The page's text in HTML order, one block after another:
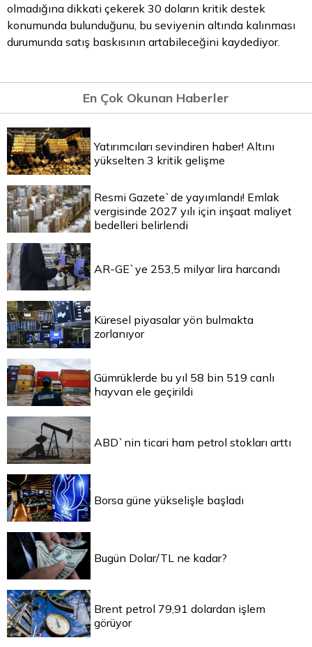
olmadığına dikkati çekerek 30 doların kritik destek
konumunda bulunduğunu, bu seviyenin altında kalınması
durumunda satış baskısının artabileceğini kaydediyor.
En Çok Okunan Haberler
Yatırımcıları sevindiren haber! Altını
yükselten 3 kritik gelişme
Resmi Gazete`de yayımlandı! Emlak
vergisinde 2027 yılı için inşaat maliyet
bedelleri belirlendi
AR-GE`ye 253,5 milyar lira harcandı
Küresel piyasalar yön bulmakta
zorlanıyor
Gümrüklerde bu yıl 58 bin 519 canlı
hayvan ele geçirildi
ABD`nin ticari ham petrol stokları arttı
Borsa güne yükselişle başladı
Bugün Dolar/TL ne kadar?
Brent petrol 79,91 dolardan işlem
görüyor